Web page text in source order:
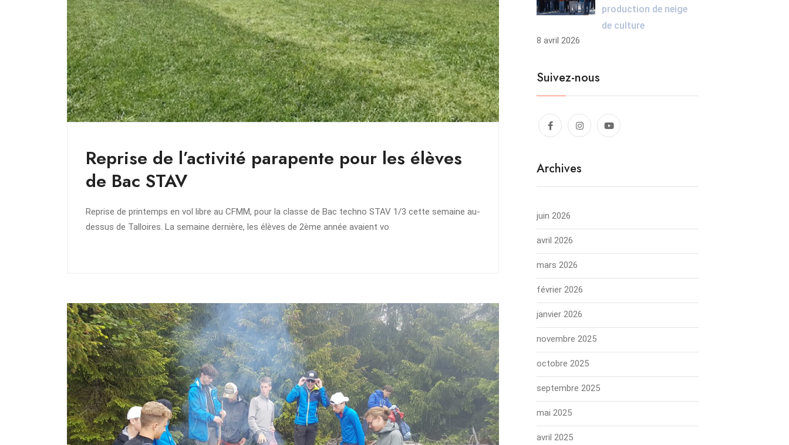
Reprise de l’activité parapente pour les élèves
de Bac STAV
Reprise de printemps en vol libre au CFMM, pour la classe de Bac techno STAV 1/3 cette semaine au-
dessus de Talloires. La semaine dernière, les élèves de 2ème année avaient vo
production de neige
de culture
8 avril 2026
Suivez-nous
Archives
juin 2026
avril 2026
mars 2026
février 2026
janvier 2026
novembre 2025
octobre 2025
septembre 2025
mai 2025
avril 2025